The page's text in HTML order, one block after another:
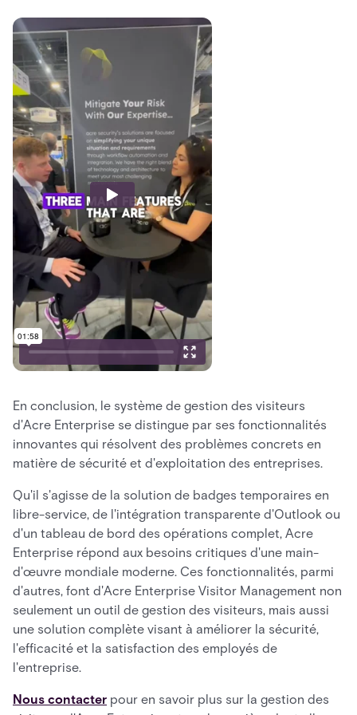
En conclusion, le système de gestion des visiteurs
d'Acre Enterprise se distingue par ses fonctionnalités
innovantes qui résolvent des problèmes concrets en
matière de sécurité et d'exploitation des entreprises.
Qu'il s'agisse de la solution de badges temporaires en
libre-service, de l'intégration transparente d'Outlook ou
d'un tableau de bord des opérations complet, Acre
Enterprise répond aux besoins critiques d'une main-
d'œuvre mondiale moderne. Ces fonctionnalités, parmi
d'autres, font d'Acre Enterprise Visitor Management non
seulement un outil de gestion des visiteurs, mais aussi
une solution complète visant à améliorer la sécurité,
l'efficacité et la satisfaction des employés de
l'entreprise.
Nous contacter pour en savoir plus sur la gestion des